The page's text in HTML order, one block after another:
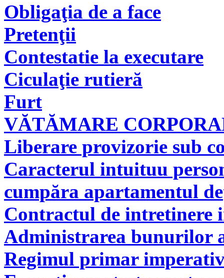
Obligaţia de a face
Pretenţii
Contestatie la executare
Ciculaţie rutieră
Furt
VĂTĂMARE
Liberare provizorie sub
Caracterul intuituu
cumpăra apartamentul
Contractul de intretinere
Administrarea bunurilor
Regimul primar